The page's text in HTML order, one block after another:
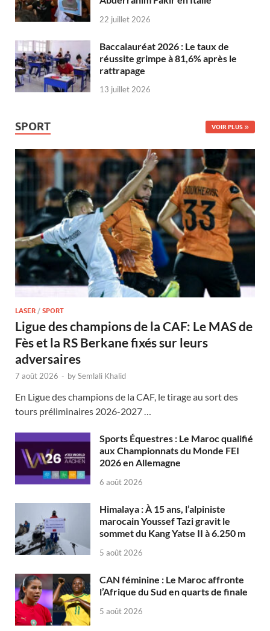
22 juillet 2026
Baccalauréat 2026 : Le taux de
réussite grimpe à 81,6% après le
rattrapage
13 juillet 2026
SPORT VOIR PLUS
LASER / SPORT
Ligue des champions de la CAF: Le MAS de
Fès et la RS Berkane fixés sur leurs
adversaires
7 août 2026 - bySemlali Khalid
En Ligue des champions de la CAF, le tirage au sort des
tours préliminaires 2026-2027 …
Sports Équestres : Le Maroc qualifié
aux Championnats du Monde FEI
2026 en Allemagne
6 août 2026
Himalaya : À 15 ans, l’alpiniste
marocain Youssef Tazi gravit le
sommet du Kang Yatse II à 6.250 m
5 août 2026
CAN féminine : Le Maroc affronte
l’Afrique du Sud en quarts de finale
5 août 2026